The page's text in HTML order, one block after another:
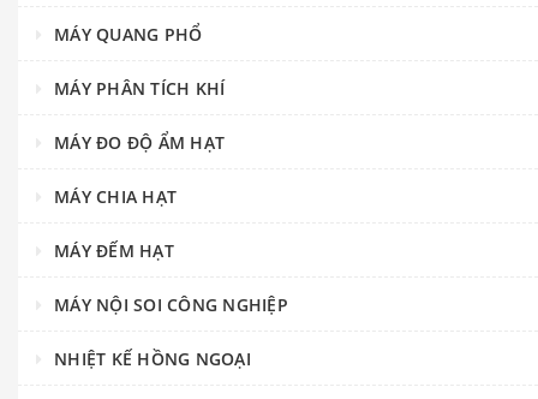
MÁY QUANG PHỔ
MÁY PHÂN TÍCH KHÍ
MÁY ĐO ĐỘ ẨM HẠT
MÁY CHIA HẠT
MÁY ĐẾM HẠT
MÁY NỘI SOI CÔNG NGHIỆP
NHIỆT KẾ HỒNG NGOẠI